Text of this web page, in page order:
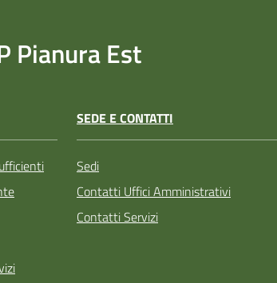
Pianura Est
SEDE E CONTATTI
Sedi
Contatti Uffici Amministrativi
Contatti Servizi